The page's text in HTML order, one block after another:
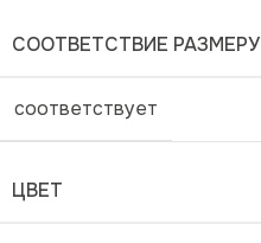
СООТВЕТСТВИЕ РАЗМЕРУ
соответствует
ЦВЕТ